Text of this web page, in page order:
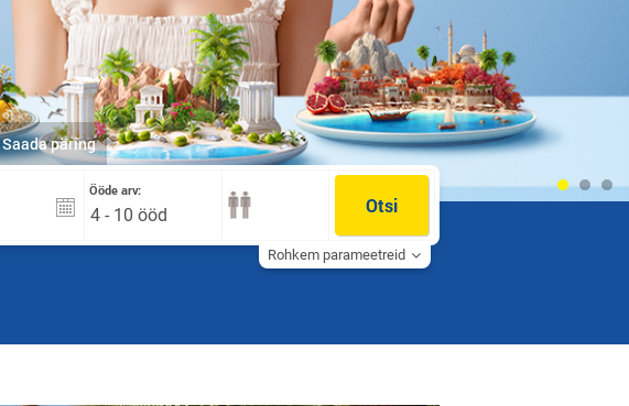
Saada päring
Ööde arv:
4 - 10 ööd Otsi
Rohkem parameetreid